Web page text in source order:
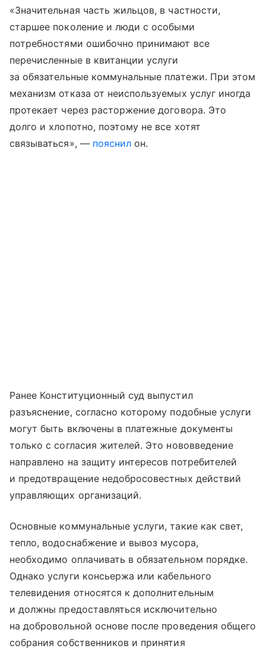
«Значительная часть жильцов, в частности,
старшее поколение и люди с особыми
потребностями ошибочно принимают все
перечисленные в квитанции услуги
за обязательные коммунальные платежи. При этом
механизм отказа от неиспользуемых услуг иногда
протекает через расторжение договора. Это
долго и хлопотно, поэтому не все хотят
связываться», — пояснил он.
Ранее Конституционный суд выпустил
разъяснение, согласно которому подобные услуги
могут быть включены в платежные документы
только с согласия жителей. Это нововведение
направлено на защиту интересов потребителей
и предотвращение недобросовестных действий
управляющих организаций.
Основные коммунальные услуги, такие как свет,
тепло, водоснабжение и вывоз мусора,
необходимо оплачивать в обязательном порядке.
Однако услуги консьержа или кабельного
телевидения относятся к дополнительным
и должны предоставляться исключительно
на добровольной основе после проведения общего
собрания собственников и принятия